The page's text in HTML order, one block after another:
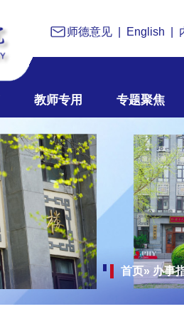
师德意见 English
教师专用 专题聚焦
首页» 办事